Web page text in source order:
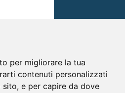
per migliorare la tua
contenuti personalizzati
e per capire da dove